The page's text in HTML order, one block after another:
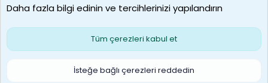
Çerezler
S
Daha fazla bilgi edinin ve tercihlerinizi yapılandırın
Tüm çerezleri kabul et
İsteğe bağlı çerezleri reddedin